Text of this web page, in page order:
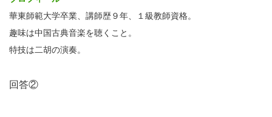
華東師範大学卒業、講師歴９年、１級教師資格。
趣味は中国古典音楽を聴くこと。
特技は二胡の演奏。
回答②